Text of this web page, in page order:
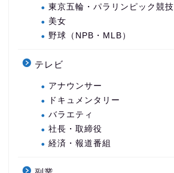
東京五輪・パラリンピック競技
美女
野球（NPB・MLB）
テレビ
アナウンサー
ドキュメンタリー
バラエティ
社長・取締役
経済・報道番組